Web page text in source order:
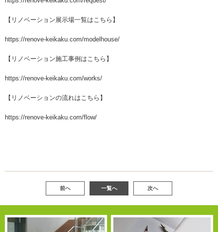
【リノベーション展示場一覧はこちら】
https://renove-keikaku.com/modelhouse/
【リノベーション施工事例はこちら】
https://renove-keikaku.com/works/
【リノベーションの流れはこちら】
https://renove-keikaku.com/flow/
前へ 一覧へ 次へ